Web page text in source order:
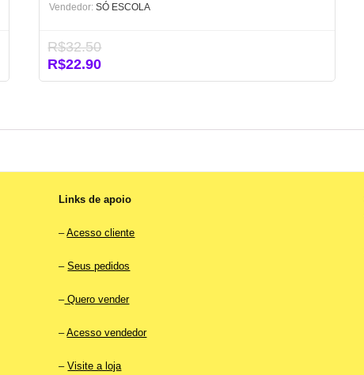
Vendedor: SÓ ESCOLA
R$32.50
O
preço
R$32.50.
R$22.90O
preço
R$22.90.
Links de apoio
–Acesso cliente
–Seus pedidos
–Quero vender
–Acesso vendedor
–Visite a loja